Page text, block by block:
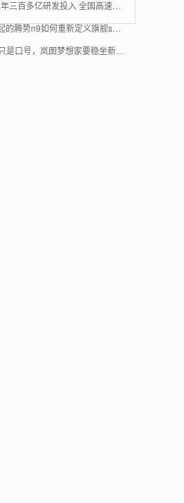
38.98万起的腾势n9如何重新定义旗舰suv？解析安全、舒适与性能的三重突破